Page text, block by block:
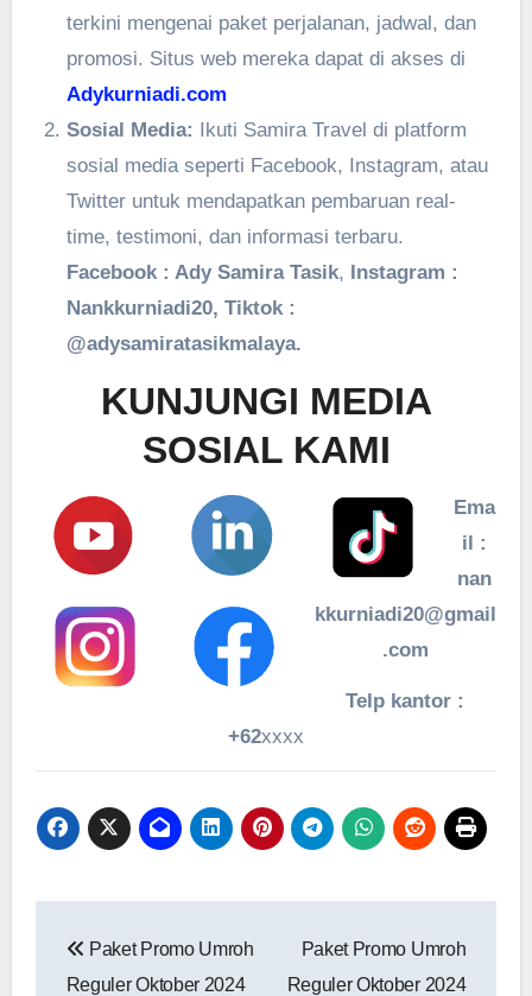
terkini mengenai paket perjalanan, jadwal, dan
promosi. Situs web mereka dapat di akses di
Adykurniadi.com
Sosial Media: Ikuti Samira Travel di platform
sosial media seperti Facebook, Instagram, atau
Twitter untuk mendapatkan pembaruan real-
time, testimoni, dan informasi terbaru.
Facebook : Ady Samira Tasik, Instagram :
Nankkurniadi20, Tiktok :
@adysamiratasikmalaya.
KUNJUNGI MEDIA
SOSIAL KAMI
Ema
il :
nan
kkurniadi20@gmail
.com
Telp kantor :
+62xxxx
pos
Paket Promo Umroh
Reguler Oktober 2024
Paket Promo Umroh
Reguler Oktober 2024